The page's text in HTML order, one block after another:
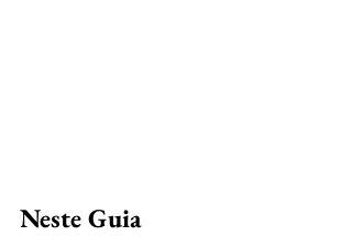
Neste Guia